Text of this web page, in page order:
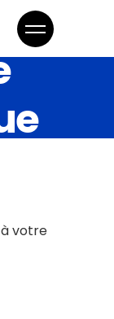
votre